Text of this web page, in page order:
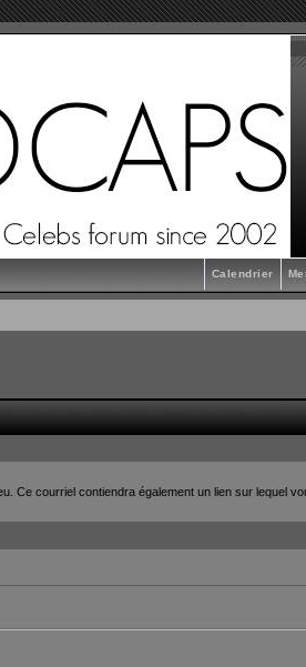
Calendrier
Ce courriel contiendra également un lien sur lequel